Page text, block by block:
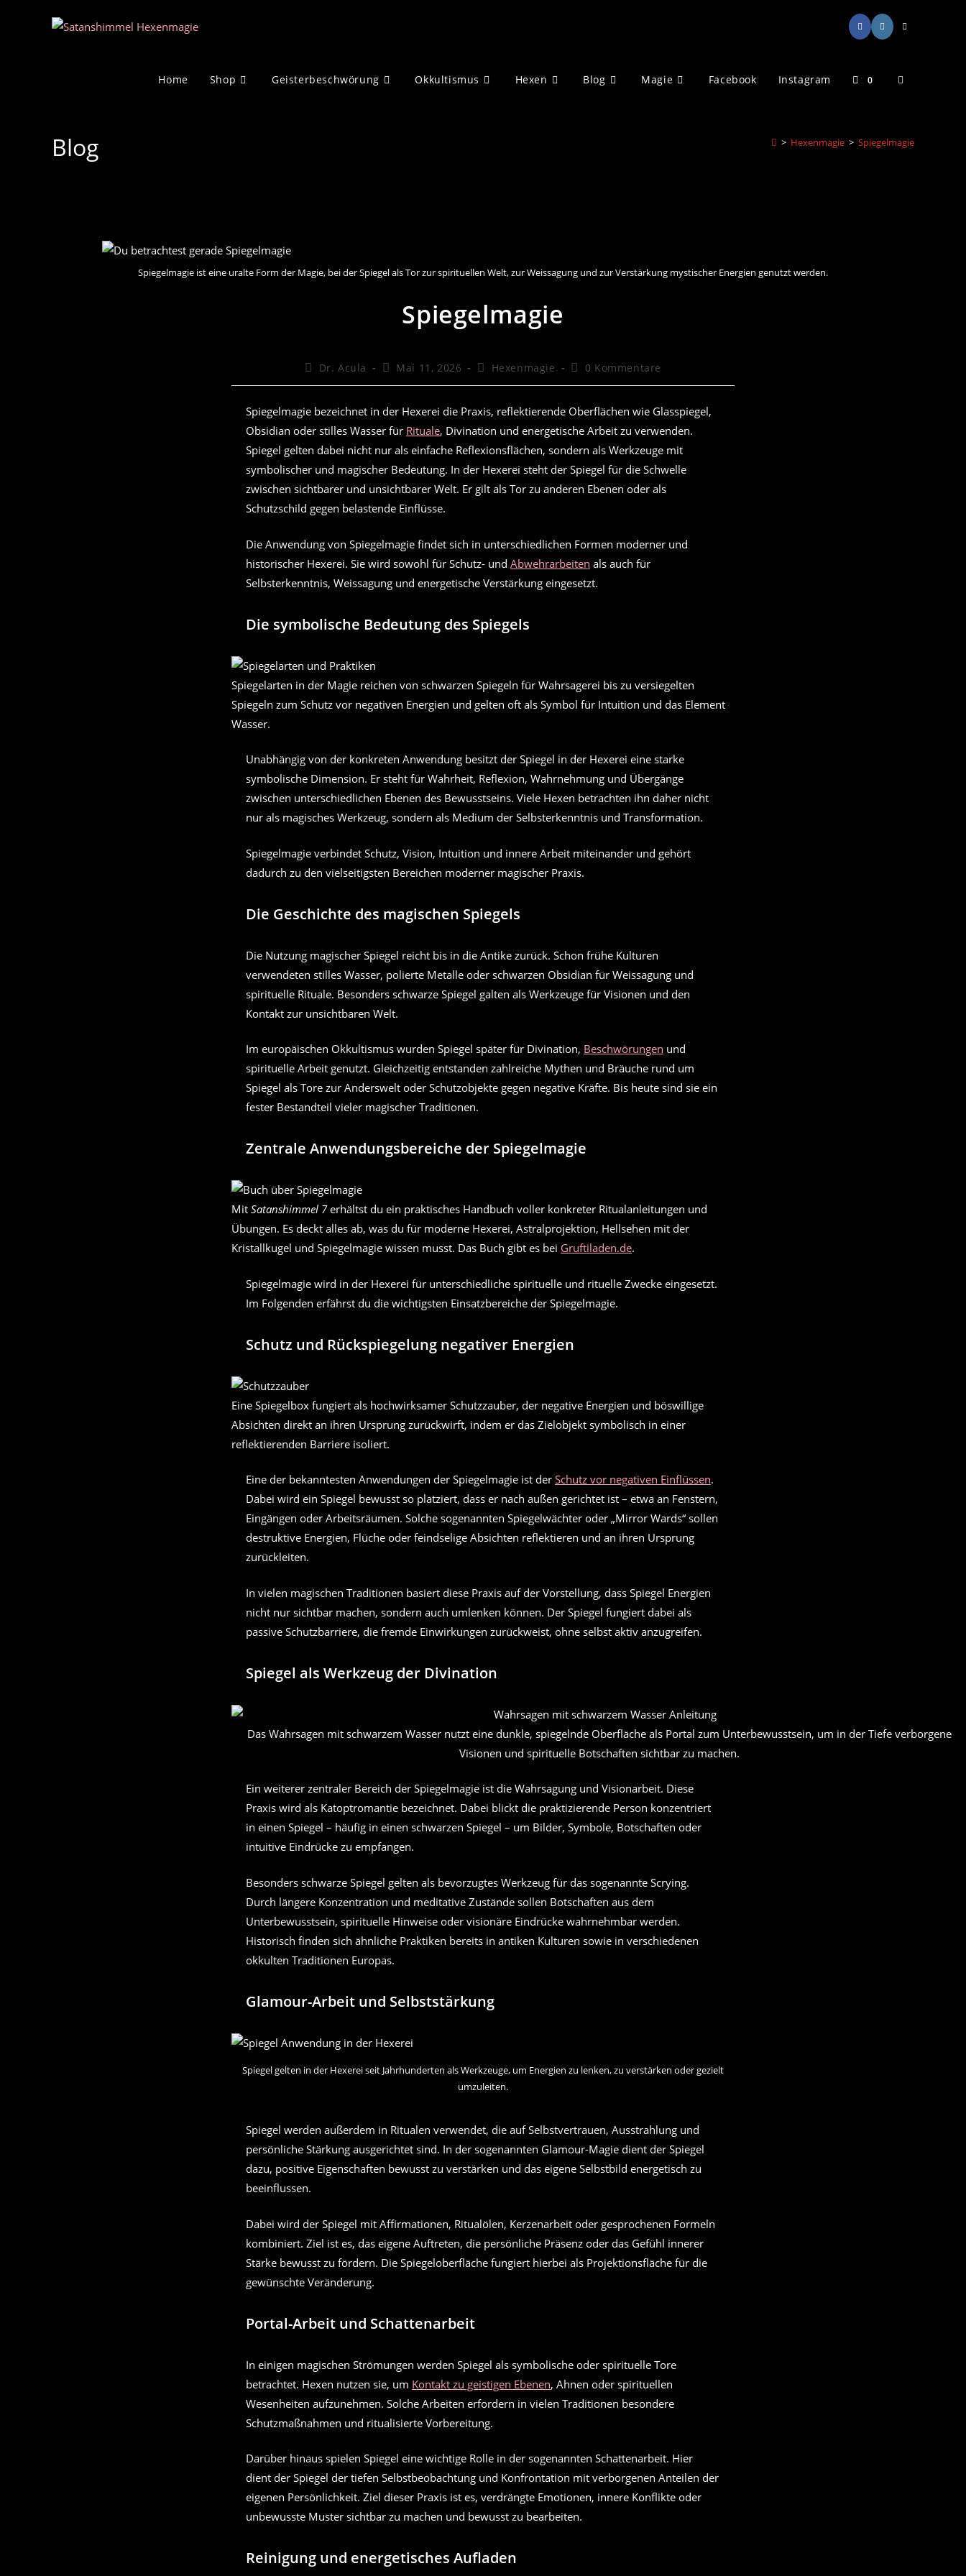
Home Shop Geisterbeschwörung Okkultismus Hexen Blog Magie Facebook Instagram 0 Website-
Blog > Hexenmagie > Spiegelmagie
Spiegelmagie ist eine uralte Form der Magie, bei der Spiegel als Tor zur spirituellen Welt, zur Weissagung und zur Verstärkung mystischer Energien genutzt werden.
Spiegelmagie
Beitrags-
Dr. Acula
Beitrag
Mai 11, 2026
Beitrags-
Hexenmagie
Beitrags-
0 Kommentare
Spiegelmagie bezeichnet in der Hexerei die Praxis, reflektierende Oberflächen wie Glasspiegel,
Obsidian oder stilles Wasser für Rituale, Divination und energetische Arbeit zu verwenden.
Spiegel gelten dabei nicht nur als einfache Reflexionsflächen, sondern als Werkzeuge mit
symbolischer und magischer Bedeutung. In der Hexerei steht der Spiegel für die Schwelle
zwischen sichtbarer und unsichtbarer Welt. Er gilt als Tor zu anderen Ebenen oder als
Schutzschild gegen belastende Einflüsse.
Die Anwendung von Spiegelmagie findet sich in unterschiedlichen Formen moderner und
historischer Hexerei. Sie wird sowohl für Schutz- und Abwehrarbeiten als auch für
Selbsterkenntnis, Weissagung und energetische Verstärkung eingesetzt.
Die symbolische Bedeutung des Spiegels
Spiegelarten in der Magie reichen von schwarzen Spiegeln für Wahrsagerei bis zu versiegelten
Spiegeln zum Schutz vor negativen Energien und gelten oft als Symbol für Intuition und das Element
Wasser.
Unabhängig von der konkreten Anwendung besitzt der Spiegel in der Hexerei eine starke
symbolische Dimension. Er steht für Wahrheit, Reflexion, Wahrnehmung und Übergänge
zwischen unterschiedlichen Ebenen des Bewusstseins. Viele Hexen betrachten ihn daher nicht
nur als magisches Werkzeug, sondern als Medium der Selbsterkenntnis und Transformation.
Spiegelmagie verbindet Schutz, Vision, Intuition und innere Arbeit miteinander und gehört
dadurch zu den vielseitigsten Bereichen moderner magischer Praxis.
Die Geschichte des magischen Spiegels
Die Nutzung magischer Spiegel reicht bis in die Antike zurück. Schon frühe Kulturen
verwendeten stilles Wasser, polierte Metalle oder schwarzen Obsidian für Weissagung und
spirituelle Rituale. Besonders schwarze Spiegel galten als Werkzeuge für Visionen und den
Kontakt zur unsichtbaren Welt.
Im europäischen Okkultismus wurden Spiegel später für Divination, Beschwörungen und
spirituelle Arbeit genutzt. Gleichzeitig entstanden zahlreiche Mythen und Bräuche rund um
Spiegel als Tore zur Anderswelt oder Schutzobjekte gegen negative Kräfte. Bis heute sind sie ein
fester Bestandteil vieler magischer Traditionen.
Zentrale Anwendungsbereiche der Spiegelmagie
Mit Satanshimmel 7erhältst du ein praktisches Handbuch voller konkreter Ritualanleitungen und
Übungen. Es deckt alles ab, was du für moderne Hexerei, Astralprojektion, Hellsehen mit der
Kristallkugel und Spiegelmagie wissen musst. Das Buch gibt es bei Gruftiladen.de.
Spiegelmagie wird in der Hexerei für unterschiedliche spirituelle und rituelle Zwecke eingesetzt.
Im Folgenden erfährst du die wichtigsten Einsatzbereiche der Spiegelmagie.
Schutz und Rückspiegelung negativer Energien
Eine Spiegelbox fungiert als hochwirksamer Schutzzauber, der negative Energien und böswillige
Absichten direkt an ihren Ursprung zurückwirft, indem er das Zielobjekt symbolisch in einer
reflektierenden Barriere isoliert.
Eine der bekanntesten Anwendungen der Spiegelmagie ist der Schutz vor negativen Einflüssen.
Dabei wird ein Spiegel bewusst so platziert, dass er nach außen gerichtet ist – etwa an Fenstern,
Eingängen oder Arbeitsräumen. Solche sogenannten Spiegelwächter oder „Mirror Wards“ sollen
destruktive Energien, Flüche oder feindselige Absichten reflektieren und an ihren Ursprung
zurückleiten.
In vielen magischen Traditionen basiert diese Praxis auf der Vorstellung, dass Spiegel Energien
nicht nur sichtbar machen, sondern auch umlenken können. Der Spiegel fungiert dabei als
passive Schutzbarriere, die fremde Einwirkungen zurückweist, ohne selbst aktiv anzugreifen.
Spiegel als Werkzeug der Divination
Das Wahrsagen mit schwarzem Wasser nutzt eine dunkle, spiegelnde Oberfläche als Portal zum Unterbewusstsein, um in der Tiefe verborgene
Visionen und spirituelle Botschaften sichtbar zu machen.
Ein weiterer zentraler Bereich der Spiegelmagie ist die Wahrsagung und Visionarbeit. Diese
Praxis wird als Katoptromantie bezeichnet. Dabei blickt die praktizierende Person konzentriert
in einen Spiegel – häufig in einen schwarzen Spiegel – um Bilder, Symbole, Botschaften oder
intuitive Eindrücke zu empfangen.
Besonders schwarze Spiegel gelten als bevorzugtes Werkzeug für das sogenannte Scrying.
Durch längere Konzentration und meditative Zustände sollen Botschaften aus dem
Unterbewusstsein, spirituelle Hinweise oder visionäre Eindrücke wahrnehmbar werden.
Historisch finden sich ähnliche Praktiken bereits in antiken Kulturen sowie in verschiedenen
okkulten Traditionen Europas.
Glamour-Arbeit und Selbststärkung
Spiegel gelten in der Hexerei seit Jahrhunderten als Werkzeuge, um Energien zu lenken, zu verstärken oder gezielt
umzuleiten.
Spiegel werden außerdem in Ritualen verwendet, die auf Selbstvertrauen, Ausstrahlung und
persönliche Stärkung ausgerichtet sind. In der sogenannten Glamour-Magie dient der Spiegel
dazu, positive Eigenschaften bewusst zu verstärken und das eigene Selbstbild energetisch zu
beeinflussen.
Dabei wird der Spiegel mit Affirmationen, Ritualölen, Kerzenarbeit oder gesprochenen Formeln
kombiniert. Ziel ist es, das eigene Auftreten, die persönliche Präsenz oder das Gefühl innerer
Stärke bewusst zu fördern. Die Spiegeloberfläche fungiert hierbei als Projektionsfläche für die
gewünschte Veränderung.
Portal-Arbeit und Schattenarbeit
In einigen magischen Strömungen werden Spiegel als symbolische oder spirituelle Tore
betrachtet. Hexen nutzen sie, um Kontakt zu geistigen Ebenen, Ahnen oder spirituellen
Wesenheiten aufzunehmen. Solche Arbeiten erfordern in vielen Traditionen besondere
Schutzmaßnahmen und ritualisierte Vorbereitung.
Darüber hinaus spielen Spiegel eine wichtige Rolle in der sogenannten Schattenarbeit. Hier
dient der Spiegel der tiefen Selbstbeobachtung und Konfrontation mit verborgenen Anteilen der
eigenen Persönlichkeit. Ziel dieser Praxis ist es, verdrängte Emotionen, innere Konflikte oder
unbewusste Muster sichtbar zu machen und bewusst zu bearbeiten.
Reinigung und energetisches Aufladen